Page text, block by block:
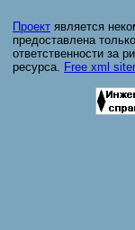
Проект является
предоставлена
ответственности за
ресурса. Free xml